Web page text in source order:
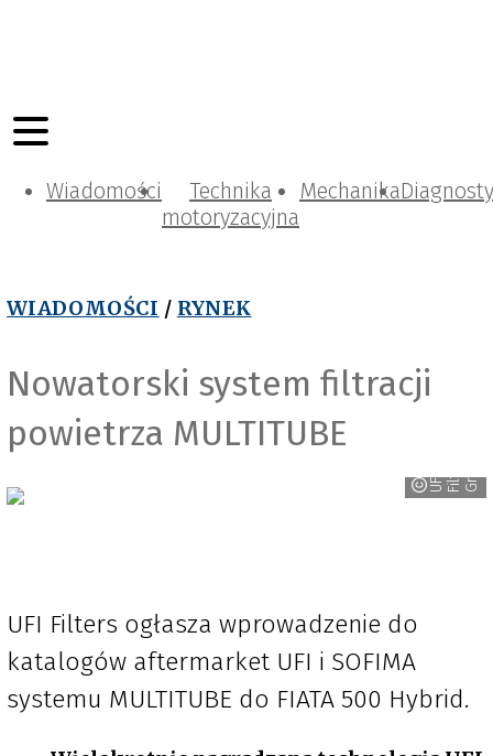
Wiadomości
Technika
motoryzacyjna
Mechanika
WIADOMOŚCI / RYNEK
Nowatorski system filtracji
powietrza MULTITUBE
U
F
I
F
i
l
t
e
rs
G
r
o
u p
UFI Filters ogłasza wprowadzenie do
katalogów aftermarket UFI i SOFIMA
systemu MULTITUBE do FIATA 500 Hybrid.